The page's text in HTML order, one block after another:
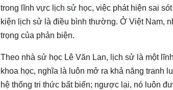
trong lĩnh vực lịch sử học, việc phát hiện sai
kiện lịch sử là điều bình thường. Ở Việt Nam,
trọng của phản biện.
Theo nhà sử học Lê Văn Lan, lịch sử là một
khoa học, nghĩa là luôn mở ra khả năng tranh
hệ thống tri thức bất biến; ngược lại, nó luôn